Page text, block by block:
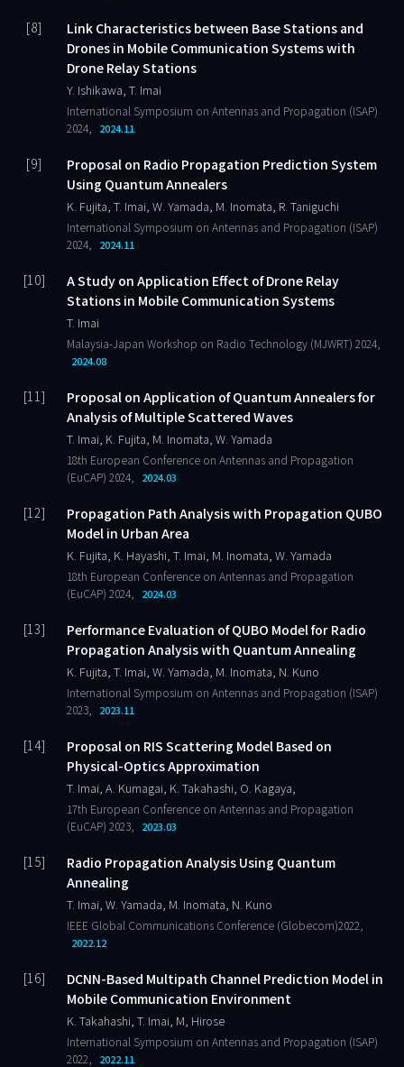
Link Characteristics between Base Stations and
Drones in Mobile Communication Systems with
Drone Relay Stations
Y. Ishikawa, T. Imai
International Symposium on Antennas and Propagation (ISAP)
2024,
2024.11
Proposal on Radio Propagation Prediction System
Using Quantum Annealers
K. Fujita, T. Imai, W. Yamada, M. Inomata, R. Taniguchi
International Symposium on Antennas and Propagation (ISAP)
2024,
2024.11
A Study on Application Effect of Drone Relay
Stations in Mobile Communication Systems
T. Imai
Malaysia-Japan Workshop on Radio Technology (MJWRT) 2024,
2024.08
Proposal on Application of Quantum Annealers for
Analysis of Multiple Scattered Waves
T. Imai, K. Fujita, M. Inomata, W. Yamada
18th European Conference on Antennas and Propagation
(EuCAP) 2024,
2024.03
Propagation Path Analysis with Propagation QUBO
Model in Urban Area
K. Fujita, K. Hayashi, T. Imai, M. Inomata, W. Yamada
18th European Conference on Antennas and Propagation
(EuCAP) 2024,
2024.03
Performance Evaluation of QUBO Model for Radio
Propagation Analysis with Quantum Annealing
K. Fujita, T. Imai, W. Yamada, M. Inomata, N. Kuno
International Symposium on Antennas and Propagation (ISAP)
2023,
2023.11
Proposal on RIS Scattering Model Based on
Physical-Optics Approximation
T. Imai, A. Kumagai, K. Takahashi, O. Kagaya,
17th European Conference on Antennas and Propagation
(EuCAP) 2023,
2023.03
Radio Propagation Analysis Using Quantum
Annealing
T. Imai, W. Yamada, M. Inomata, N. Kuno
IEEE Global Communications Conference (Globecom)2022,
2022.12
DCNN-Based Multipath Channel Prediction Model in
Mobile Communication Environment
K. Takahashi, T. Imai, M, Hirose
International Symposium on Antennas and Propagation (ISAP)
2022,
2022.11